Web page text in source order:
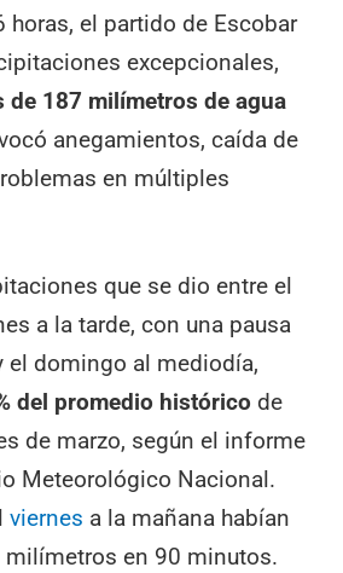
horas, el partido de Escobar
excepcionales,
de 187 milímetros de agua
anegamientos, caída de
en múltiples
que se dio entre el
a la tarde, con una pausa
el domingo al mediodía,
del promedio histórico de
de marzo, según el informe
Meteorológico Nacional.
viernes a la mañana habían
en 90 minutos.